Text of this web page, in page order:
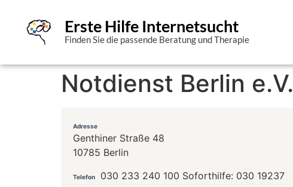
Erste Hilfe Internetsucht
Finden Sie die passende Beratung und Therapie
Notdienst Berlin e.V.
Adresse
Genthiner Straße 48
10785 Berlin
Telefon 030 233 240 100 Soforthilfe: 030 19237